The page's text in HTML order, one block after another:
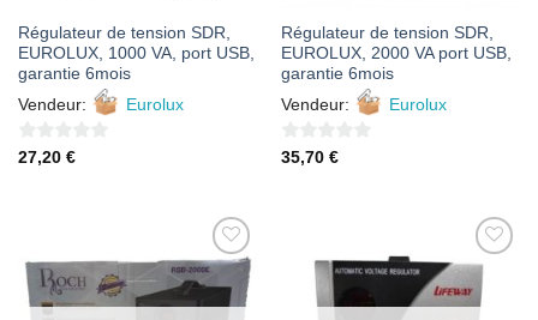
Régulateur de tension SDR,
EUROLUX, 1000 VA, port USB,
garantie 6mois
Vendeur:
Eurolux
0
27,20 €
Régulateur de tension SDR,
EUROLUX, 2000 VA port USB,
garantie 6mois
Vendeur:
Eurolux
0
35,70 €
AJOUTER
AJOUTER
À MES